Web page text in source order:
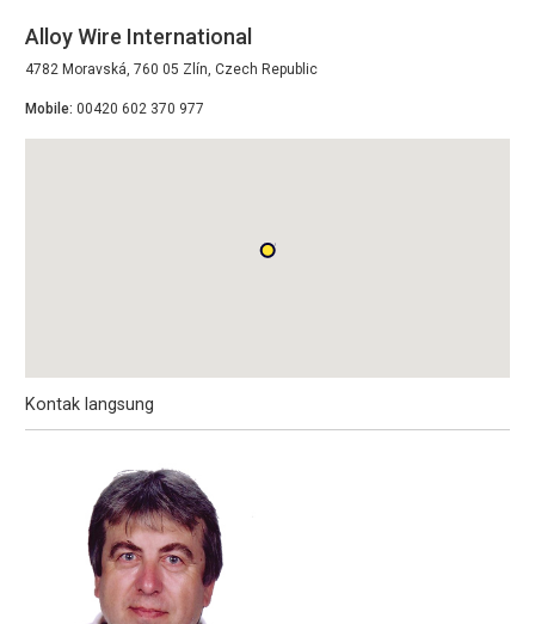
Alloy Wire International
4782 Moravská, 760 05 Zlín, Czech Republic
Mobile: 00420 602 370 977
Kontak langsung